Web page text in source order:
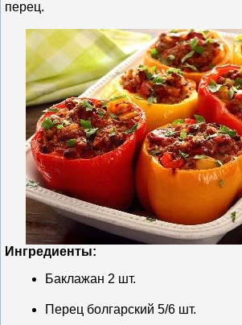
перец.
Ингредиенты:
Баклажан 2 шт.
Перец болгарский 5/6 шт.